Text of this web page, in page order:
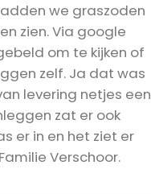
we graszoden
zien. Via google
om te kijken of
zelf. Ja dat was
levering netjes een
zat er ook
er in en het ziet er
Verschoor.